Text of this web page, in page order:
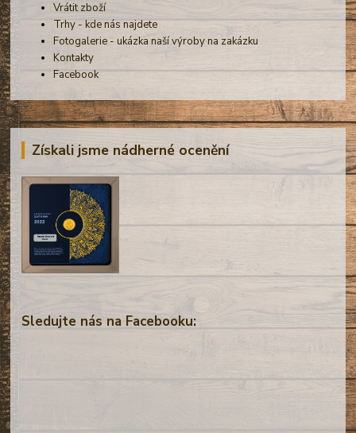
Vrátit zboží
Trhy - kde nás najdete
Fotogalerie - ukázka naší výroby na zakázku
Kontakty
Facebook
Získali jsme nádherné ocenění
Sledujte nás na Facebooku: